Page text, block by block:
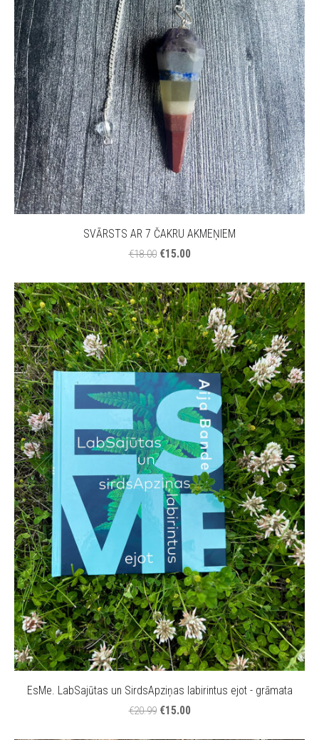
SVĀRSTS AR 7 ČAKRU AKMEŅIEM
€18.00 €15.00
EsMe. LabSajūtas un SirdsApziņas labirintus ejot - grāmata
€20.99 €15.00